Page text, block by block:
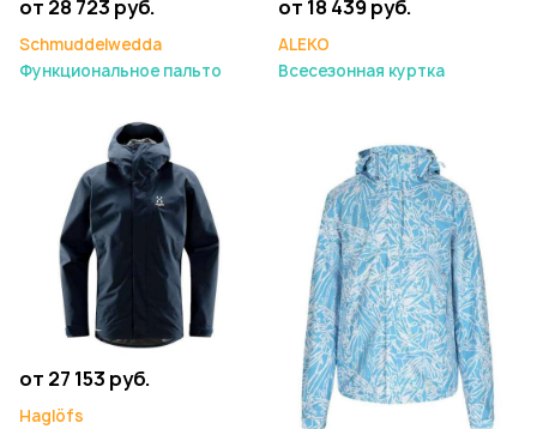
от 28 723 руб.
Schmuddelwedda
Функциональное пальто
от 18 439 руб.
ALEKO
Всесезонная куртка
от 27 153 руб.
Haglöfs